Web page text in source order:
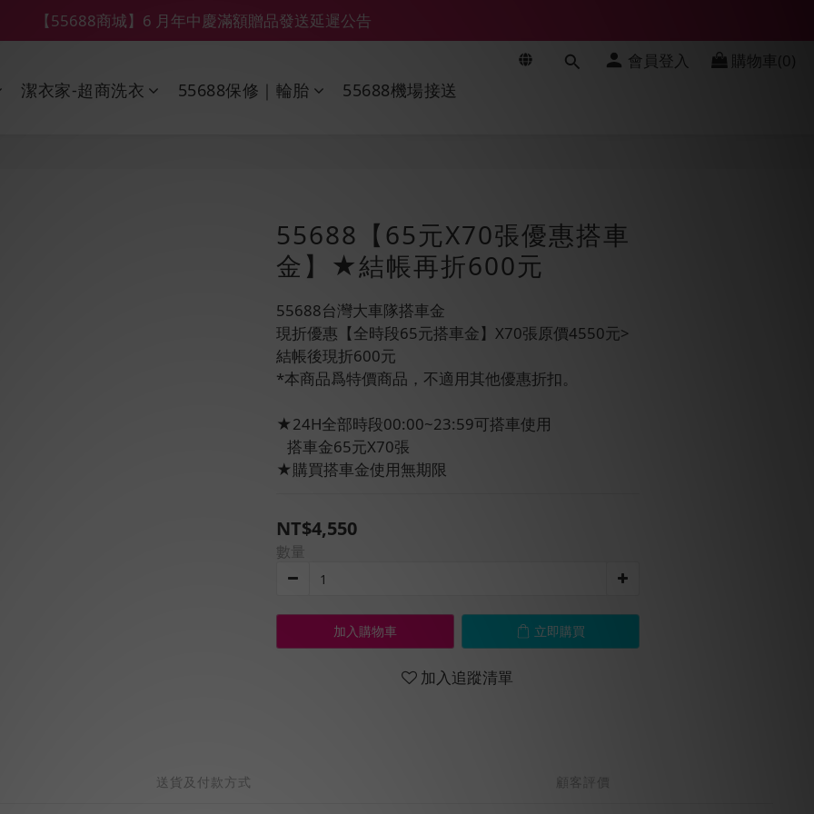
【鑽石熊/金熊新客首購限定】優惠搭車金
【鑽石熊/金熊新客首購限定】優惠搭車金
【55688商城】6 月年中慶滿額贈品發送延遲公告
會員登入 購物車(0)
潔衣家-超商洗衣 55688保修｜輪胎 55688機場接送
55688【65元X70張優惠搭車
金】★結帳再折600元
55688台灣大車隊搭車金
現折優惠【全時段65元搭車金】X70張原價4550元>
結帳後現折600元
*本商品爲特價商品，不適用其他優惠折扣。
★24H全部時段00:00~23:59可搭車使用
   搭車金65元X70張
★購買搭車金使用無期限
NT$4,550
數量
加入購物車 立即購買
加入追蹤清單
送貨及付款方式 顧客評價